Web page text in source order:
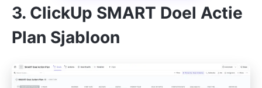
3. ClickUp SMART Doel Actie
Plan Sjabloon